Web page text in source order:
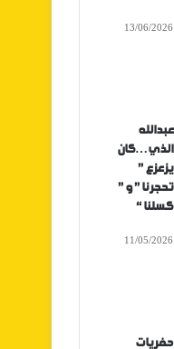
13/06/2026
عبدالله
الذي…كان
يزعزع ”
تحجرنا ” و ”
كسلنا “
11/05/2026
حفريات